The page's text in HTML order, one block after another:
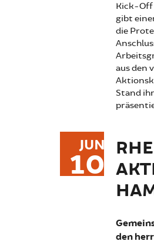
Kick-Off
gibt
die
aus den
Stand
JUN
10
den